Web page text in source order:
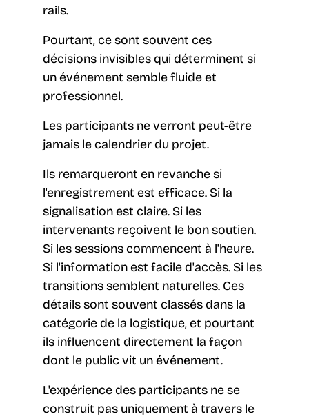
rails.
Pourtant, ce sont souvent ces
décisions invisibles qui déterminent si
un événement semble fluide et
professionnel.
Les participants ne verront peut-être
jamais le calendrier du projet.
Ils remarqueront en revanche si
l'enregistrement est efficace. Si la
signalisation est claire. Si les
intervenants reçoivent le bon soutien.
Si les sessions commencent à l'heure.
Si l'information est facile d'accès. Si les
transitions semblent naturelles. Ces
détails sont souvent classés dans la
catégorie de la logistique, et pourtant
ils influencent directement la façon
dont le public vit un événement.
L'expérience des participants ne se
construit pas uniquement à travers le